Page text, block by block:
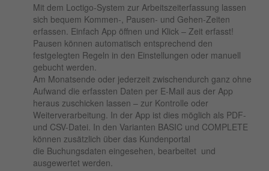
Mit dem Loctigo-System zur Arbeitszeiterfassung lassen
sich bequem Kommen-, Pausen- und Gehen-Zeiten
erfassen. Einfach App öffnen und Klick – Zeit erfasst!
Pausen können automatisch entsprechend den
festgelegten Regeln in den Einstellungen oder manuell
gebucht werden.
Am Monatsende oder jederzeit zwischendurch ganz ohne
Aufwand die erfassten Daten per E-Mail aus der App
heraus zuschicken lassen – zur Kontrolle oder
Weiterverarbeitung. In der App ist dies möglich als PDF-
und CSV-Datei. In den Varianten BASIC und COMPLETE
können zusätzlich über das Kundenportal
die Buchungsdaten eingesehen, bearbeitet und
ausgewertet werden.